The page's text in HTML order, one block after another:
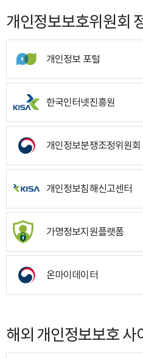
개인정보보호위원회
개인정보 포털
한국인터넷진흥원
개인정보분쟁조정위원회
개인정보침해신고센터
가명정보지원플랫폼
온마이데이터
해외 개인정보보호 사